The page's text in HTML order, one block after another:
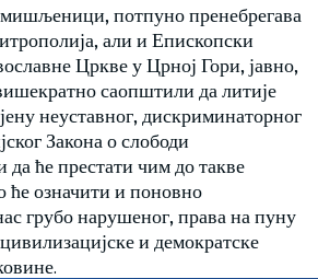
потпуно пренебрегава
али и Епископски
Цркве у Црној Гори, јавно,
саопштили да литије
неуставног, дискриминаторног
Закона о слободи
да ће престати чим до такве
ће означити и поновно
грубо нарушеног, права на пуну
и демократске